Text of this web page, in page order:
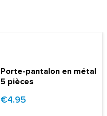
Porte-pantalon en métal
5 pièces
€4.95